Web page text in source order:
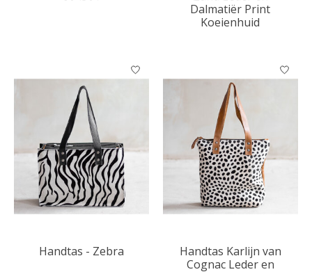
Dalmatiër Print
Koeienhuid
Handtas - Zebra
Handtas Karlijn van
Cognac Leder en